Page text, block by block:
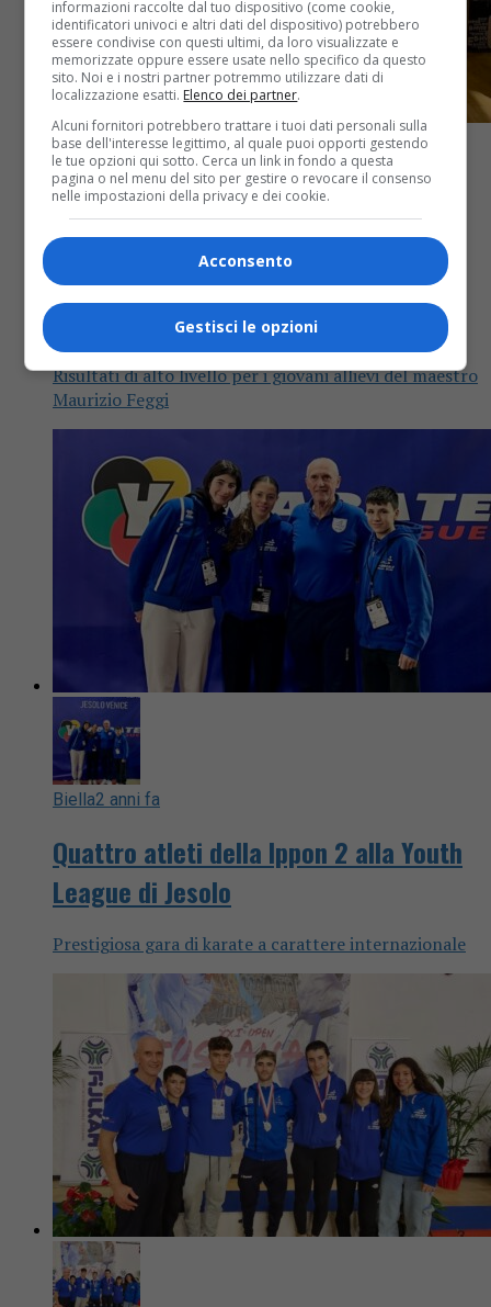
Prime medaglie dell’anno per la Ippon
Risultati di alto livello per i giovani allievi del maestro
Maurizio Feggi
Biella2 anni fa
Quattro atleti della Ippon 2 alla Youth
League di Jesolo
Prestigiosa gara di karate a carattere internazionale
informazioni raccolte dal tuo dispositivo (come cookie,
identificatori univoci e altri dati del dispositivo) potrebbero
essere condivise con questi ultimi, da loro visualizzate e
memorizzate oppure essere usate nello specifico da questo
sito. Noi e i nostri partner potremmo utilizzare dati di
localizzazione esatti. Elenco dei partner.
Alcuni fornitori potrebbero trattare i tuoi dati personali sulla
base dell'interesse legittimo, al quale puoi opporti gestendo
le tue opzioni qui sotto. Cerca un link in fondo a questa
pagina o nel menu del sito per gestire o revocare il consenso
nelle impostazioni della privacy e dei cookie.
Acconsento
Gestisci le opzioni